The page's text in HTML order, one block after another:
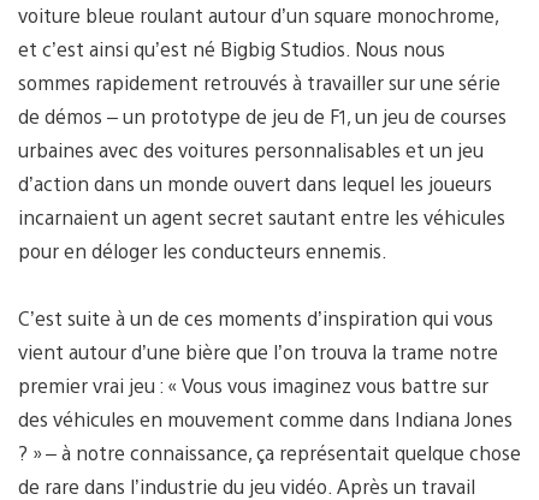
voiture bleue roulant autour d’un square monochrome,
et c’est ainsi qu’est né Bigbig Studios. Nous nous
sommes rapidement retrouvés à travailler sur une série
de démos – un prototype de jeu de F1, un jeu de courses
urbaines avec des voitures personnalisables et un jeu
d’action dans un monde ouvert dans lequel les joueurs
incarnaient un agent secret sautant entre les véhicules
pour en déloger les conducteurs ennemis.
C’est suite à un de ces moments d’inspiration qui vous
vient autour d’une bière que l’on trouva la trame notre
premier vrai jeu : « Vous vous imaginez vous battre sur
des véhicules en mouvement comme dans Indiana Jones
? » – à notre connaissance, ça représentait quelque chose
de rare dans l’industrie du jeu vidéo. Après un travail